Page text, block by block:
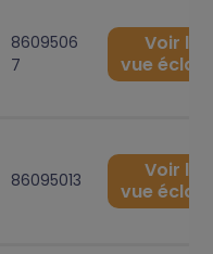
8609506
7
Voir la
vue
86095013
Voir la
vue